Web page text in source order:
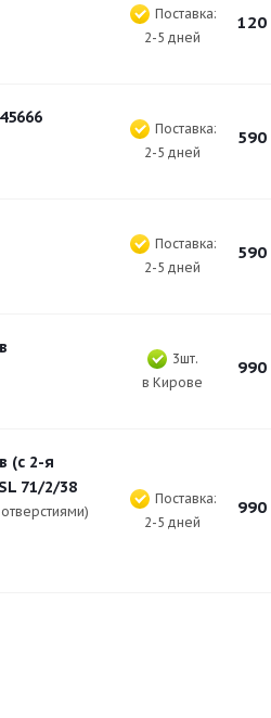
Поставка:
2-5 дней
120
Поставка:
2-5 дней
590
Поставка:
2-5 дней
590
3шт.
в Кирове
990
(с 2-я
71/2/38
Поставка:
2-5 дней
990